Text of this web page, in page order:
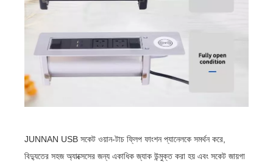
JUNNAN USB সকেট ওয়ান-টাচ ফ্লিপ ফাংশন প্যানেলকে সমর্থন করে,
বিদ্যুতের সহজ অ্যাক্সেসের জন্য একাধিক জ্যাক উন্মুক্ত করা হয় এবং সকেট জায়গা